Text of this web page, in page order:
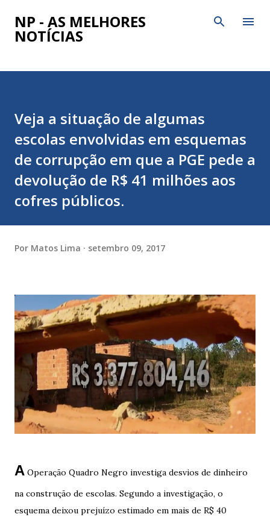
Pular para o conteúdo principal
NP - AS MELHORES
NOTÍCIAS
Veja a situação de algumas
escolas envolvidas em esquemas
de corrupção em que a PGE pede a
devolução de R$ 41 milhões aos
cofres públicos.
Por Matos Lima setembro 09, 2017
A Operação Quadro Negro investiga desvios de dinheiro
na construção de escolas. Segundo a investigação, o
esquema deixou prejuízo estimado em mais de R$ 40